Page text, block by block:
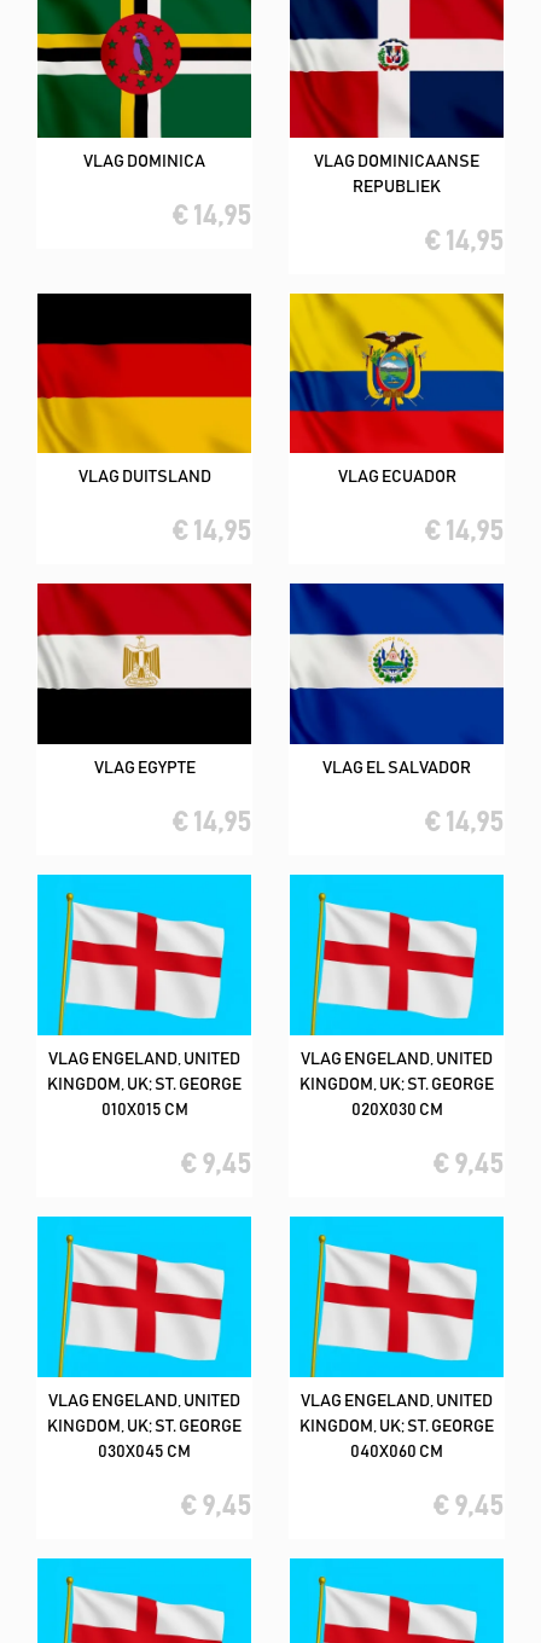
VLAG DOMINICA
€ 14,95
VLAG DOMINICAANSE
REPUBLIEK
€ 14,95
VLAG DUITSLAND
€ 14,95
VLAG ECUADOR
€ 14,95
VLAG EGYPTE
€ 14,95
VLAG EL SALVADOR
€ 14,95
VLAG ENGELAND, UNITED
KINGDOM, UK; ST. GEORGE
010X015 CM
€ 9,45
VLAG ENGELAND, UNITED
KINGDOM, UK; ST. GEORGE
020X030 CM
€ 9,45
VLAG ENGELAND, UNITED
KINGDOM, UK; ST. GEORGE
030X045 CM
€ 9,45
VLAG ENGELAND, UNITED
KINGDOM, UK; ST. GEORGE
040X060 CM
€ 9,45